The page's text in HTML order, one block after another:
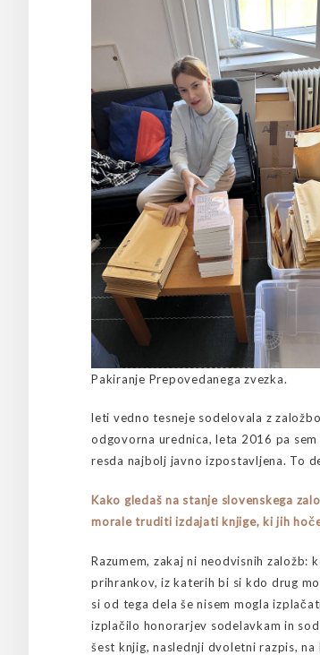
Pakiranje Prepovedanega zvezka.
leti vedno tesneje sodelovala z
odgovorna urednica, leta 2016 pa
resda najbolj javno izpostavljena. To
Kako gledaš na stanje slovenskega
morale truditi izdajati knjige, ki jih
Razumem, zakaj ni neodvisnih založb:
prihrankov, iz katerih bi si kdo drug
si od tega dela še nisem mogla
izplačilo honorarjev sodelavkam in
šest knjig, naslednji dvoletni razpis,